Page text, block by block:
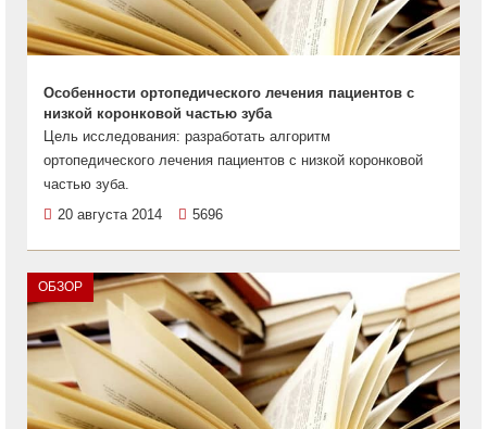
Особенности ортопедического лечения пациентов с
низкой коронковой частью зуба
Цель исследования: разработать алгоритм
ортопедического лечения пациентов с низкой коронковой
частью зуба.
20 августа 2014
5696
ОБЗОР